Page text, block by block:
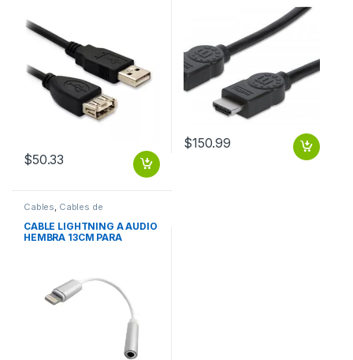
$50.33
$150.99
Cables Cables de
Computadora
CABLE LIGHTNING A AUDIO
HEMBRA 13CM PARA